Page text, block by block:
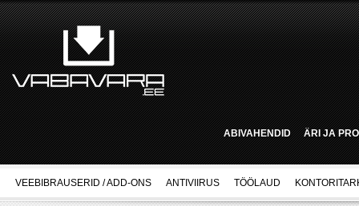
ABIVAHENDID ÄRI JA
VEEBIBRAUSERID / ADD-ONS ANTIVIIRUS TÖÖLAUD